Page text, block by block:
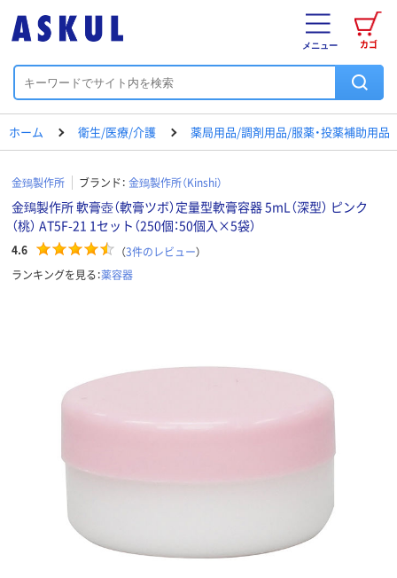
カゴ
メニュー
ホーム 衛生/医療/介護 薬局用品/調剤用品/服薬・投薬補助用品
金鵄製作所 ブランド： 金鵄製作所（Kinshi）
金鵄製作所 軟膏壺（軟膏ツボ）定量型軟膏容器 5mL（深型） ピンク
（桃） AT5F-21 1セット（250個：50個入×5袋）
4.6 （3件のレビュー）
ランキングを見る：薬容器